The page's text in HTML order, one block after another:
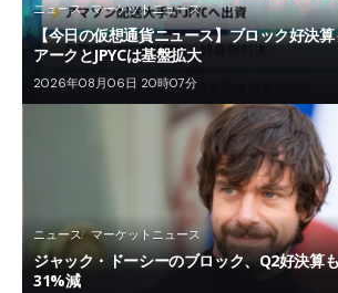
ニュース マーケットニュース
【今日の仮想通貨ニュース】ブロック好決
アークとJPYCは基盤拡大
2026年08月06日 20時07分
ニュース マーケットニュース
ジャック・ドーシーのブロック、Q2好決算
31%減